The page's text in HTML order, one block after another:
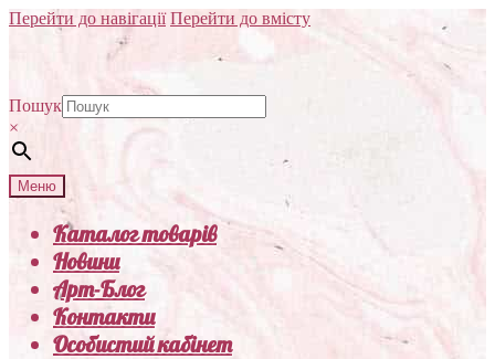
Перейти до навігації Перейти до вмісту
Пошук
×
Меню
Каталог товарів
Новини
Арт-Блог
Контакти
Особистий кабінет